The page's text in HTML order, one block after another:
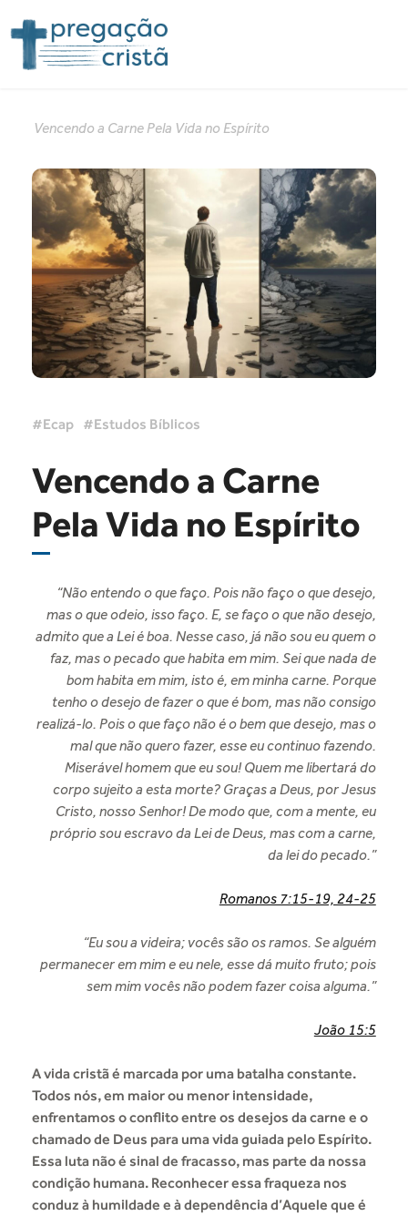
Vencendo a Carne Pela Vida no Espírito
Ecap Estudos Bíblicos
Vencendo a Carne
Pela Vida no Espírito
“Não entendo o que faço. Pois não faço o que desejo,
mas o que odeio, isso faço. E, se faço o que não desejo,
admito que a Lei é boa. Nesse caso, já não sou eu quem o
faz, mas o pecado que habita em mim. Sei que nada de
bom habita em mim, isto é, em minha carne. Porque
tenho o desejo de fazer o que é bom, mas não consigo
realizá-lo. Pois o que faço não é o bem que desejo, mas o
mal que não quero fazer, esse eu continuo fazendo.
Miserável homem que eu sou! Quem me libertará do
corpo sujeito a esta morte? Graças a Deus, por Jesus
Cristo, nosso Senhor! De modo que, com a mente, eu
próprio sou escravo da Lei de Deus, mas com a carne,
da lei do pecado.”
Romanos 7:15-19, 24-25
“Eu sou a videira; vocês são os ramos. Se alguém
permanecer em mim e eu nele, esse dá muito fruto; pois
sem mim vocês não podem fazer coisa alguma.”
João 15:5
A vida cristã é marcada por uma batalha constante.
Todos nós, em maior ou menor intensidade,
enfrentamos o conflito entre os desejos da carne e o
chamado de Deus para uma vida guiada pelo Espírito.
Essa luta não é sinal de fracasso, mas parte da nossa
condição humana. Reconhecer essa fraqueza nos
conduz à humildade e à dependência d’Aquele que é